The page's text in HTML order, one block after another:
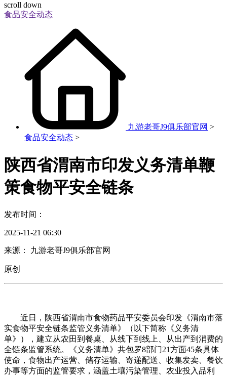
scroll down
食品安全动态
九游老哥J9俱乐部官网 >
食品安全动态 >
陕西省渭南市印发义务清单鞭
策食物平安全链条
发布时间：
2025-11-21 06:30
来源： 九游老哥J9俱乐部官网
原创
近日，陕西省渭南市食物药品平安委员会印发《渭南市落
实食物平安全链条监管义务清单》（以下简称《义务清
单》），建立从农田到餐桌、从线下到线上、从出产到消费的
全链条监管系统。《义务清单》共包罗8部门21方面45条具体
使命，食物出产运营、储存运输、寄递配送、收集发卖、餐饮
办事等方面的监管要求，涵盖土壤污染管理、农业投入品利